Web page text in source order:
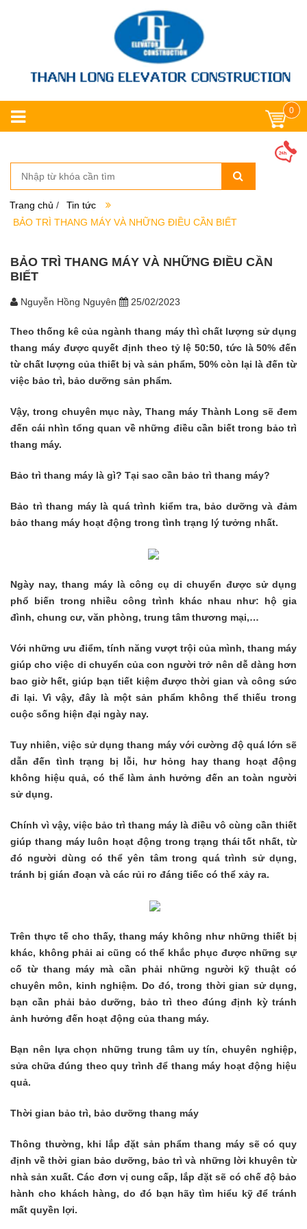
0
Trang chủ /
Tin tức
BẢO TRÌ THANG MÁY VÀ NHỮNG ĐIỀU CẦN BIẾT
BẢO TRÌ THANG MÁY VÀ NHỮNG ĐIỀU CẦN
BIẾT
Nguyễn Hồng Nguyên 25/02/2023
Theo thống kê của ngành thang máy thì chất lượng sử dụng
thang máy được quyết định theo tỷ lệ 50:50, tức là 50% đến
từ chất lượng của thiết bị và sản phẩm, 50% còn lại là đến từ
việc bảo trì, bảo dưỡng sản phẩm.
Vậy, trong chuyên mục này, Thang máy Thành Long sẽ đem
đến cái nhìn tổng quan về những điều cần biết trong bảo trì
thang máy.
Bảo trì thang máy là gì? Tại sao cần bảo trì thang máy?
Bảo trì thang máy là quá trình kiểm tra, bảo dưỡng và đảm
bảo thang máy hoạt động trong tình trạng lý tưởng nhất.
Ngày nay, thang máy là công cụ di chuyển được sử dụng
phổ biến trong nhiều công trình khác nhau như: hộ gia
đình, chung cư, văn phòng, trung tâm thương mại,…
Với những ưu điểm, tính năng vượt trội của mình, thang máy
giúp cho việc di chuyển của con người trở nên dễ dàng hơn
bao giờ hết, giúp bạn tiết kiệm được thời gian và công sức
đi lại. Vì vậy, đây là một sản phẩm không thể thiếu trong
cuộc sống hiện đại ngày nay.
Tuy nhiên, việc sử dụng thang máy với cường độ quá lớn sẽ
dẫn đến tình trạng bị lỗi, hư hỏng hay thang hoạt động
không hiệu quả, có thể làm ảnh hưởng đến an toàn người
sử dụng.
Chính vì vậy, việc bảo trì thang máy là điều vô cùng cần thiết
giúp thang máy luôn hoạt động trong trạng thái tốt nhất, từ
đó người dùng có thể yên tâm trong quá trình sử dụng,
tránh bị gián đoạn và các rủi ro đáng tiếc có thể xảy ra.
Trên thực tế cho thấy, thang máy không như những thiết bị
khác, không phải ai cũng có thể khắc phục được những sự
cố từ thang máy mà cần phải những người kỹ thuật có
chuyên môn, kinh nghiệm. Do đó, trong thời gian sử dụng,
bạn cần phải bảo dưỡng, bảo trì theo đúng định kỳ tránh
ảnh hưởng đến hoạt động của thang máy.
Bạn nên lựa chọn những trung tâm uy tín, chuyên nghiệp,
sửa chữa đúng theo quy trình để thang máy hoạt động hiệu
quả.
Thời gian bảo trì, bảo dưỡng thang máy
Thông thường, khi lắp đặt sản phẩm thang máy sẽ có quy
định về thời gian bảo dưỡng, bảo trì và những lời khuyên từ
nhà sản xuất. Các đơn vị cung cấp, lắp đặt sẽ có chế độ bảo
hành cho khách hàng, do đó bạn hãy tìm hiểu kỹ để tránh
mất quyền lợi.